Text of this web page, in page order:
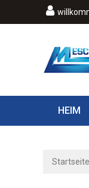
HEIM
Startseite